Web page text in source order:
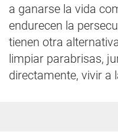
a ganarse la vida
endurecen la
tienen otra
limpiar parabrisas,
directamente, vivir a